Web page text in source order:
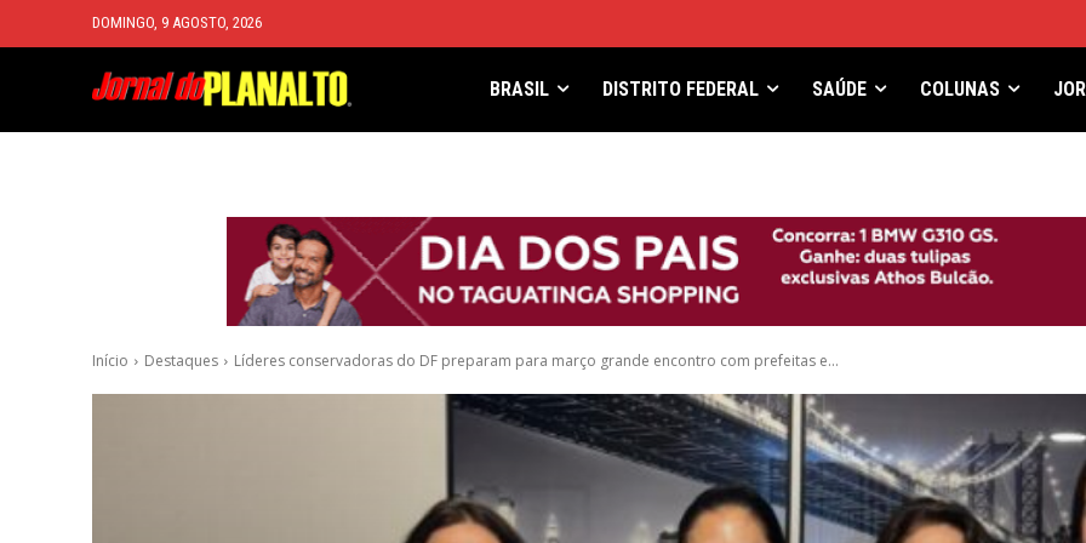
DOMINGO, 9 AGOSTO, 2026
BRASIL DISTRITO FEDERAL SAÚDE COLUNAS
Início Destaques Líderes conservadoras do DF preparam para março grande encontro com prefeitas e...